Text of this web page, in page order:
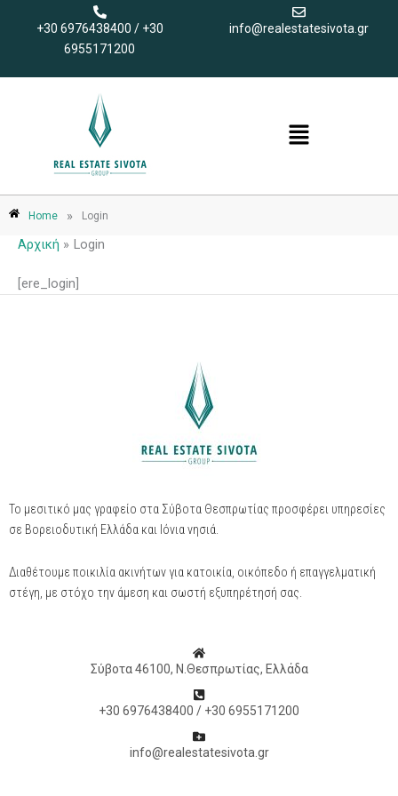
περιεχόμενο
+30 6976438400 / +30
6955171200
info@realestatesivota.gr
Menu
Home » Login
Αρχική Login
[ere_login]
Το μεσιτικό μας γραφείο στα Σύβοτα Θεσπρωτίας προσφέρει υπηρεσίες
σε Βορειοδυτική Ελλάδα και Ιόνια νησιά.
Διαθέτουμε ποικιλία ακινήτων για κατοικία, οικόπεδο ή επαγγελματική
στέγη, με στόχο την άμεση και σωστή εξυπηρέτησή σας.
Σύβοτα 46100, Ν.Θεσπρωτίας, Ελλάδα
+30 6976438400 / +30 6955171200
info@realestatesivota.gr